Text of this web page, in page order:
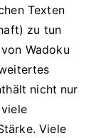
Texten
zu tun
Wadoku
nicht nur
Viele